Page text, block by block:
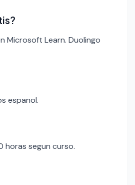
Microsoft Learn. Duolingo
espanol.
horas segun curso.